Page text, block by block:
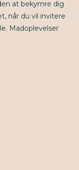
at bekymre dig
når du vil invitere
Madoplevelser